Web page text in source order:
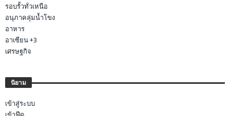
รอบรั้วทั่วเหนือ
อนุภาคลุ่มน้ำโขง
อาหาร
อาเซียน +3
เศรษฐกิจ
นิยาม
เข้าสู่ระบบ